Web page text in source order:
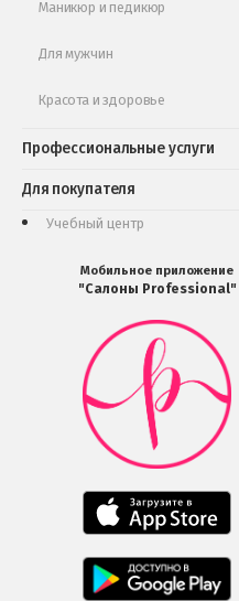
Маникюр и педикюр
Для мужчин
Красота и здоровье
Профессиональные услуги
Для покупателя
Учебный центр
Мобильное приложение
"Салоны Professional"
Мобильное
приложение
Салоны
Professional
загрузить
в
Google
Мобильное
приложение
Professional
загрузить
Мобильное
приложение